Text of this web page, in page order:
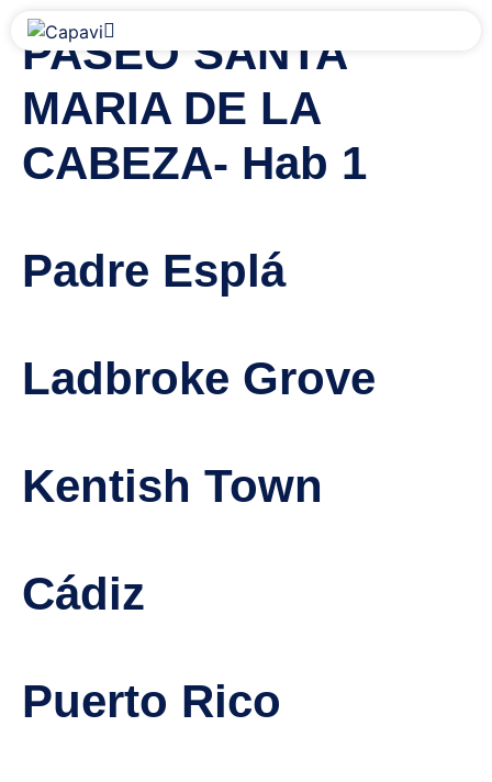
PASEO SANTA
MARIA DE LA
CABEZA- Hab 1
Padre Esplá
Ladbroke Grove
Kentish Town
Cádiz
Puerto Rico